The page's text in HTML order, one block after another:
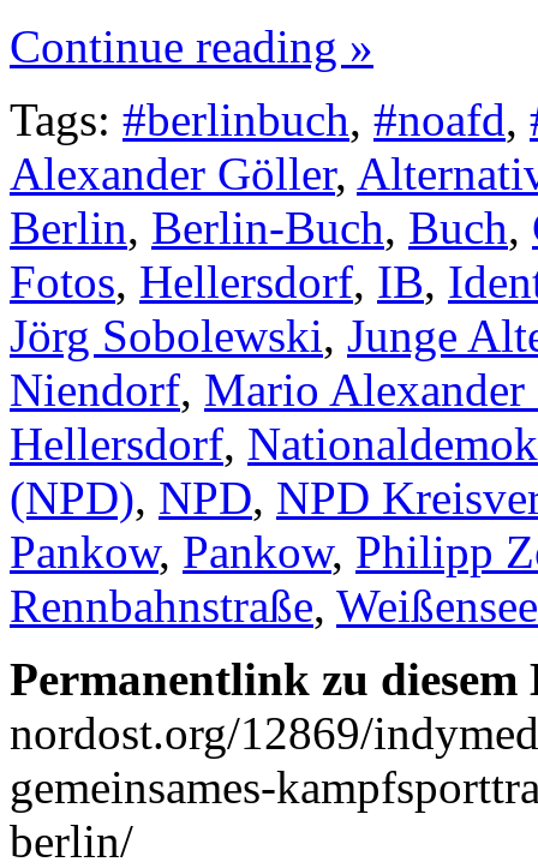
Continue reading »
Tags: #berlinbuch, #noafd,
Alexander Göller,
Berlin, Berlin-Buch, Buch,
Fotos, Hellersdorf, IB,
Jörg Sobolewski, Junge
Niendorf, Mario
Hellersdorf,
(NPD), NPD, NPD
Pankow, Pankow, Philipp
Rennbahnstraße, Weißensee
Permanentlink zu
nordost.org/12869/
gemeinsames-
berlin/